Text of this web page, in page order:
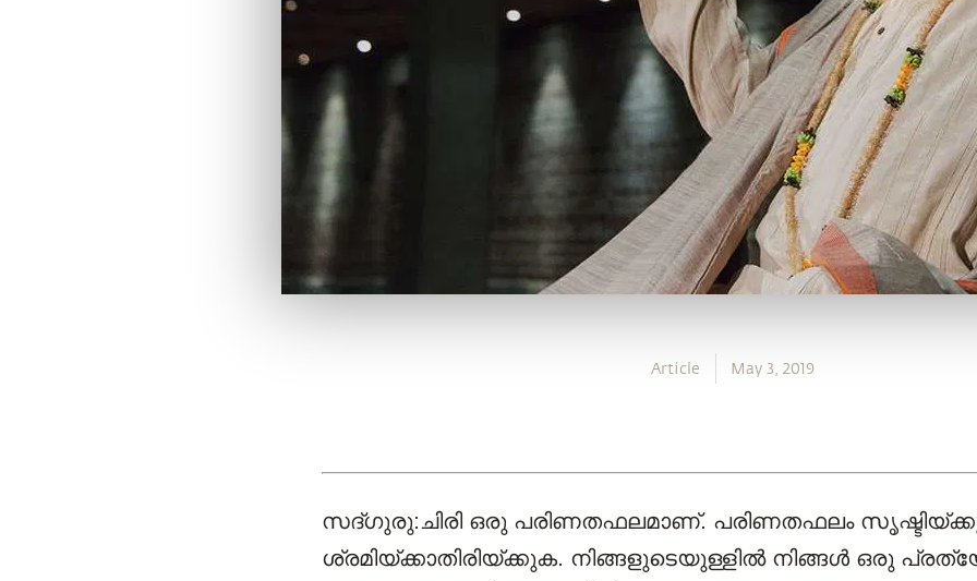
Article May 3, 2019
സദ്ഗുരു:ചിരി ഒരു പരിണതഫലമാണ്. പരിണതഫലം
ശ്രമിയ്ക്കാതിരിയ്ക്കുക. നിങ്ങളുടെയുള്ളില്‍ നിങ്ങള്‍ ഒരു